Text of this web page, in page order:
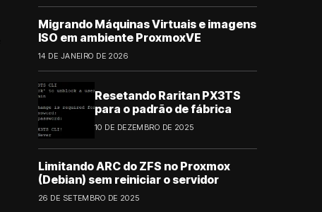
Migrando Máquinas Virtuais e imagens
ISO em ambiente ProxmoxVE
14 DE JANEIRO DE 2026
Resetando Raritan PX3TS
para o padrão de fábrica
10 DE DEZEMBRO DE 2025
Limitando ARC do ZFS no Proxmox
(Debian) sem reiniciar o servidor
26 DE SETEMBRO DE 2025